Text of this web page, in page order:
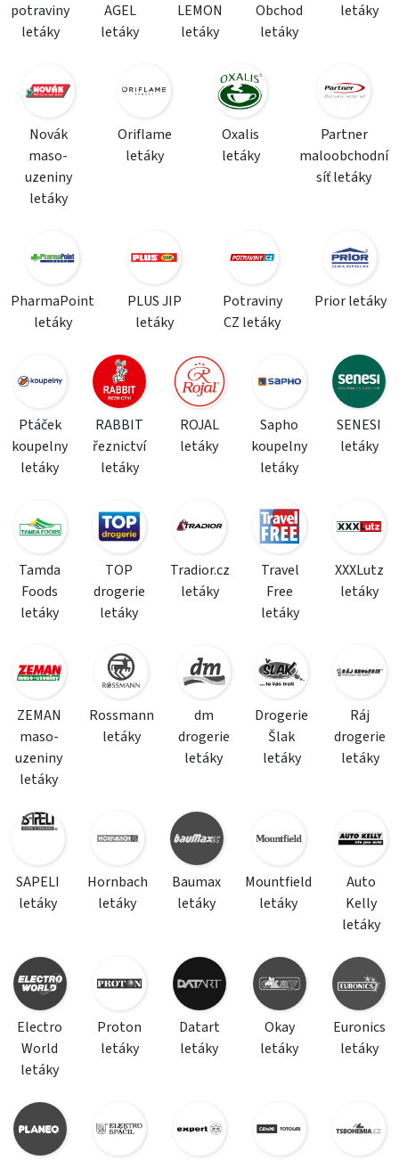
potraviny
letáky
AGEL
letáky
LEMON
letáky
Obchod
letáky
letáky
Novák
maso-
uzeniny
letáky
Oriflame
letáky
Oxalis
letáky
Partner
maloobchodní
síť letáky
PharmaPoint
letáky
PLUS JIP
letáky
Potraviny
CZ letáky
Prior letáky
Ptáček
koupelny
letáky
RABBIT
řeznictví
letáky
ROJAL
letáky
Sapho
koupelny
letáky
SENESI
letáky
Tamda
Foods
letáky
TOP
drogerie
letáky
Tradior.cz
letáky
Travel
Free
letáky
XXXLutz
letáky
ZEMAN
maso-
uzeniny
letáky
Rossmann
letáky
dm
drogerie
letáky
Drogerie
Šlak
letáky
Ráj
drogerie
letáky
SAPELI
letáky
Hornbach
letáky
Baumax
letáky
Mountfield
letáky
Auto
Kelly
letáky
Electro
World
letáky
Proton
letáky
Datart
letáky
Okay
letáky
Euronics
letáky